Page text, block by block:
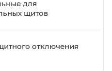
для
щитов
отключения